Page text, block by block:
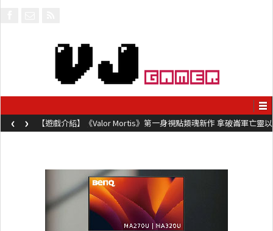
【遊戲介紹】《Valor Mortis》第一身視點類魂新作 拿破崙軍亡靈以
槍械劍與魔法殺敵
‹ ›